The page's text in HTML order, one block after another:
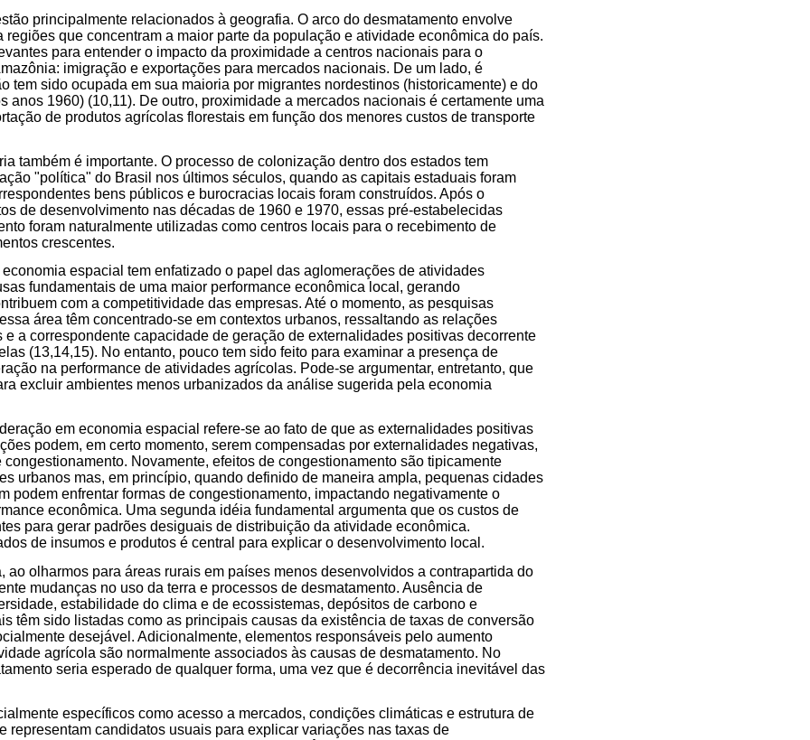
principalmente relacionados à geografia. O arco do desmatamento envolve
regiões que concentram a maior parte da população e atividade econômica do país.
para entender o impacto da proximidade a centros nacionais para o
imigração e exportações para mercados nacionais. De um lado, é
tem sido ocupada em sua maioria por migrantes nordestinos (historicamente) e do
anos 1960) (10,11). De outro, proximidade a mercados nacionais é certamente uma
de produtos agrícolas florestais em função dos menores custos de transporte
também é importante. O processo de colonização dentro dos estados tem
"política" do Brasil nos últimos séculos, quando as capitais estaduais foram
bens públicos e burocracias locais foram construídos. Após o
de desenvolvimento nas décadas de 1960 e 1970, essas pré-estabelecidas
foram naturalmente utilizadas como centros locais para o recebimento de
crescentes.
espacial tem enfatizado o papel das aglomerações de atividades
fundamentais de uma maior performance econômica local, gerando
com a competitividade das empresas. Até o momento, as pesquisas
área têm concentrado-se em contextos urbanos, ressaltando as relações
e a correspondente capacidade de geração de externalidades positivas decorrente
(13,14,15). No entanto, pouco tem sido feito para examinar a presença de
na performance de atividades agrícolas. Pode-se argumentar, entretanto, que
excluir ambientes menos urbanizados da análise sugerida pela economia
em economia espacial refere-se ao fato de que as externalidades positivas
podem, em certo momento, serem compensadas por externalidades negativas,
congestionamento. Novamente, efeitos de congestionamento são tipicamente
urbanos mas, em princípio, quando definido de maneira ampla, pequenas cidades
podem enfrentar formas de congestionamento, impactando negativamente o
econômica. Uma segunda idéia fundamental argumenta que os custos de
para gerar padrões desiguais de distribuição da atividade econômica.
de insumos e produtos é central para explicar o desenvolvimento local.
ao olharmos para áreas rurais em países menos desenvolvidos a contrapartida do
mudanças no uso da terra e processos de desmatamento. Ausência de
estabilidade do clima e de ecossistemas, depósitos de carbono e
têm sido listadas como as principais causas da existência de taxas de conversão
desejável. Adicionalmente, elementos responsáveis pelo aumento
agrícola são normalmente associados às causas de desmatamento. No
seria esperado de qualquer forma, uma vez que é decorrência inevitável das
específicos como acesso a mercados, condições climáticas e estrutura de
representam candidatos usuais para explicar variações nas taxas de